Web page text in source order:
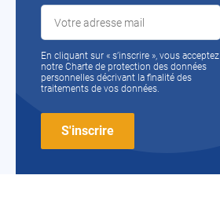
En cliquant sur « s’inscrire », vous acceptez
notre Charte de protection des données
personnelles décrivant la finalité des
traitements de vos données.